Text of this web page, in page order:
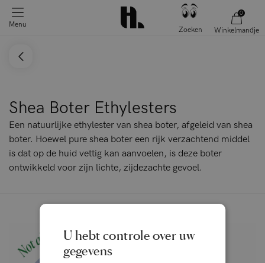
Menu
Zoeken
0
Winkelmandje
Shea Boter Ethylesters
Een natuurlijke ethylester van shea boter, afgeleid van shea
boter. Hoewel pure shea boter een rijk verzachtend middel
is dat op de huid vettig kan aanvoelen, is deze boter
ontwikkeld voor zijn lichte, zijdezachte gevoel.
U hebt controle over uw
gegevens